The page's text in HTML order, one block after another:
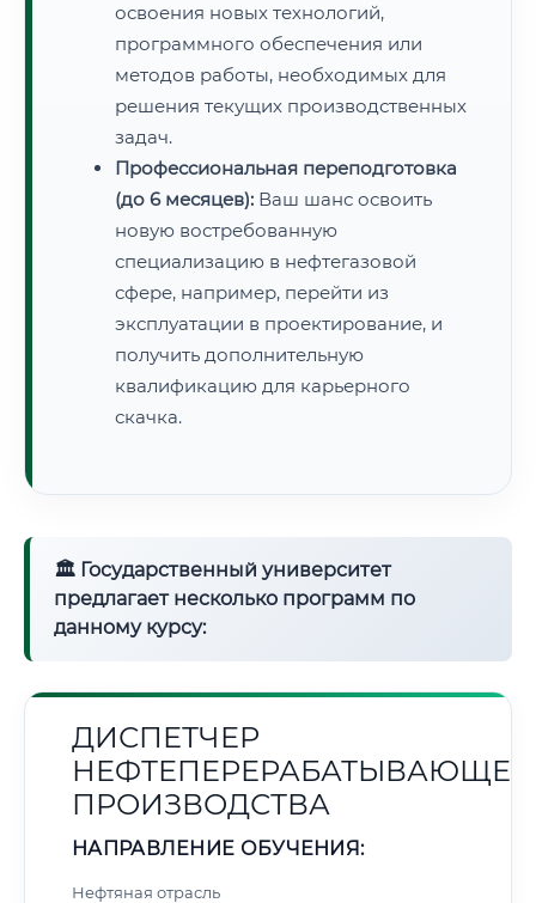
освоения новых технологий,
программного обеспечения или
методов работы, необходимых для
решения текущих производственных
задач.
Профессиональная переподготовка
(до 6 месяцев): Ваш шанс освоить
новую востребованную
специализацию в нефтегазовой
сфере, например, перейти из
эксплуатации в проектирование, и
получить дополнительную
квалификацию для карьерного
скачка.
🏛 Государственный университет
предлагает несколько программ по
данному курсу:
ДИСПЕТЧЕР
ПРОИЗВОДСТВА
НАПРАВЛЕНИЕ ОБУЧЕНИЯ:
Нефтяная отрасль